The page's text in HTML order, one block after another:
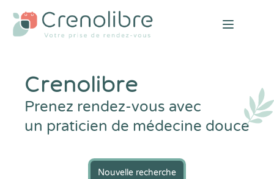
Open
Crenolibre
Prenez rendez-vous avec
un praticien de médecine douce
Nouvelle recherche